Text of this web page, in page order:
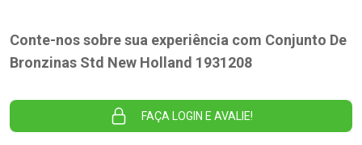
Conte-nos sobre sua experiência com Conjunto De
Bronzinas Std New Holland 1931208
FAÇA LOGIN E AVALIE!